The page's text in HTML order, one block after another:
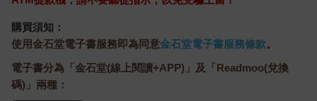
購買須知：
使用金石堂電子書服務即為同意金石堂電子書服務條款。
電子書分為「金石堂(線上閱讀+APP)」及「Readmoo(兌換
碼)」兩種：